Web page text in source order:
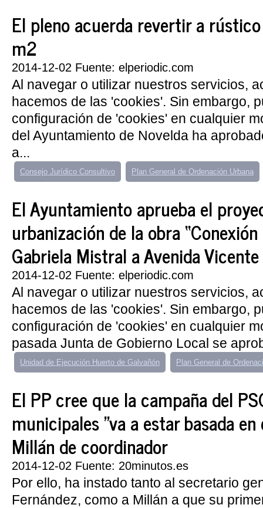
El pleno acuerda revertir a
m2
2014-12-02 Fuente: elperiodic.com
Al navegar o utilizar nuestros servicios,
hacemos de las 'cookies'. Sin embargo,
configuración de 'cookies' en cualquier
del Ayuntamiento de Novelda ha
a...
Consejo Jurídico Consultivo Plan General de Ordenación Urbana
El Ayuntamiento aprueba el
urbanización de la obra
Gabriela Mistral a Avenida Vicente
2014-12-02 Fuente: elperiodic.com
Al navegar o utilizar nuestros servicios,
hacemos de las 'cookies'. Sin embargo,
configuración de 'cookies' en cualquier
pasada Junta de Gobierno Local se
Unidad de Ejecución Huerto de Galvañón Plan General de
El PP cree que la campaña del
municipales "va a estar basada
Millán de coordinador
2014-12-02 Fuente: 20minutos.es
Por ello, ha instado tanto al secretario
Fernández, como a Millán a que su